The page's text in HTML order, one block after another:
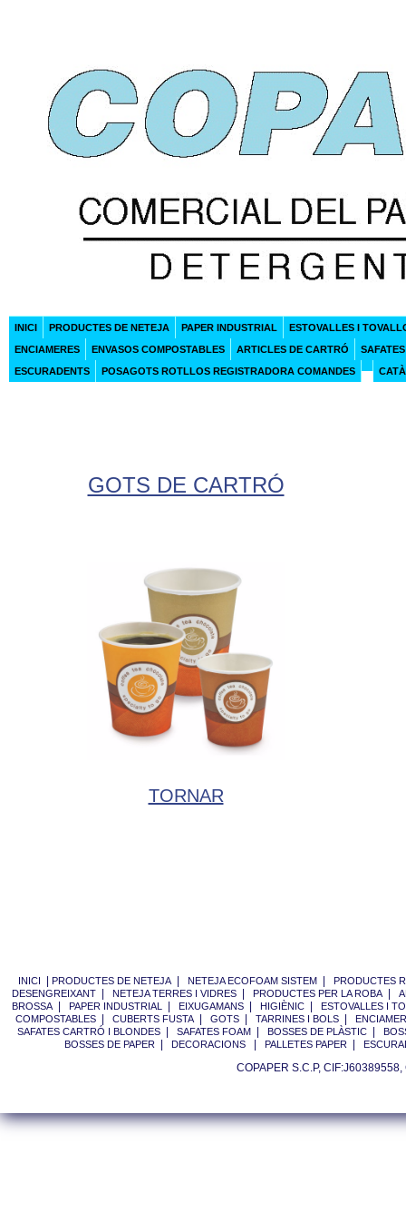
INICI PRODUCTES DE NETEJA PAPER INDUSTRIAL
ESTOVALLES I
ENCIAMERES
ENVASOS COMPOSTABLES ARTICLES DE CARTRÓ
ESCURADENTS
POSAGOTS ROTLLOS REGISTRADORA COMANDES
GOTS DE CARTRÓ
TORNAR
INICI PRODUCTES DE NETEJA| NETEJA ECOFOAM SISTEM|
PRODUCTES
DESENGREIXANT
NETEJA TERRES I VIDRES PRODUCTES PER LA ROBA|
BROSSA| PAPER INDUSTRIAL EIXUGAMANS HIGIÈNIC
ESTOVALLES I
COMPOSTABLES
CUBERTS FUSTA| GOTS TARRINES I BOLS
SAFATES CARTRÓ I BLONDES| SAFATES FOAM| BOSSES DE PLÀSTIC|
BOSSES DE PAPER
DECORACIONS PALLETES PAPER
COPAPER S.C.P,